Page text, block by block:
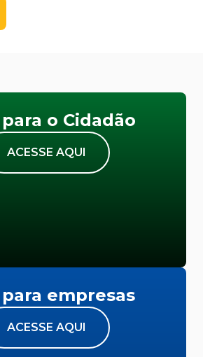
o Cidadão
ACESSE AQUI
empresas
ACESSE AQUI